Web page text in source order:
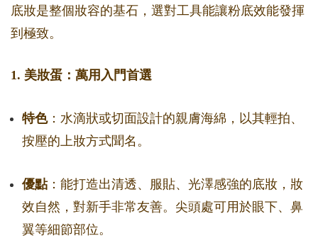
底妝是整個妝容的基石，選對工具能讓粉底效能發揮
到極致。
1. 美妝蛋：萬用入門首選
特色：水滴狀或切面設計的親膚海綿，以其輕拍、
按壓的上妝方式聞名。
優點：能打造出清透、服貼、光澤感強的底妝，妝
效自然，對新手非常友善。尖頭處可用於眼下、鼻
翼等細節部位。